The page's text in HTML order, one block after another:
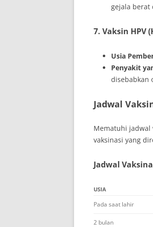
gejala berat
7. Vaksin HPV
Usia
Penyakit
disebabkan
Jadwal
Mematuhi jadwal
vaksinasi yang
Jadwal
USIA
Pada saat lahir
2 bulan